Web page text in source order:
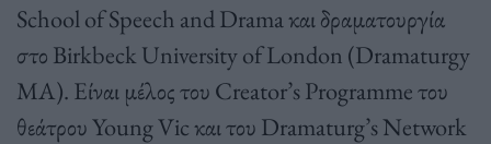
School of Speech and Drama και δραματουργία
στο Birkbeck University of London (Dramaturgy
MA). Είναι μέλος του Creator’s Programme του
θεάτρου Young Vic και του Dramaturg’s Network